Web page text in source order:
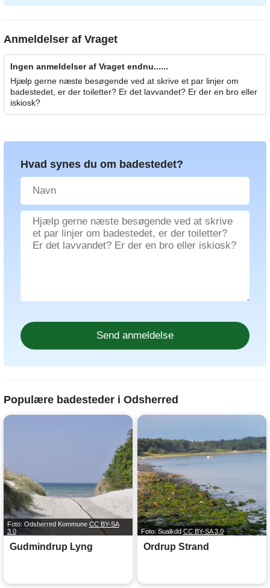
Anmeldelser af Vraget
Ingen anmeldelser af Vraget endnu......
Hjælp gerne næste besøgende ved at skrive et par linjer om
badestedet, er der toiletter? Er det lavvandet? Er der en bro eller
iskiosk?
Hvad synes du om badestedet?
Populære badesteder i Odsherred
Foto: Odsherred Kommune CC BY-SA
3.0
Gudmindrup Lyng
Foto: Sualkdd CC BY-SA 3.0
Ordrup Strand